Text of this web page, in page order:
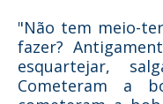
"Não tem meio-
fazer?
esquartejar,
Cometeram a